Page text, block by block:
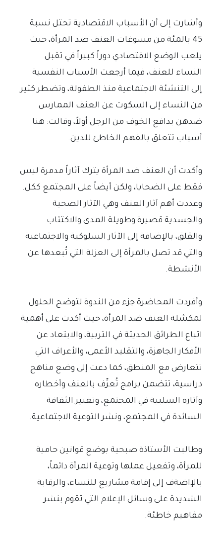
وأشارت إلى أن الأسباب الاقتصادية تحتل نسبة
45 بالمئة من مسوغات العنف ضد المرأة، حيث
يلعب الوضع الاقتصادي دوراً كبيراً في تقبل
النساء للعنف، فيما أرجعت الأسباب النفسية
إلى التنشئة الاجتماعية منذ الطفولة، وتضطر كثير
من النساء إلى السكوت عن العنف الممارس
ضدهن بدافع الخوف من الرجل أولاً، وقالت: هنا
أسباب تتعلق بالفهم الخاطئ للدين.
وأكدت أن العنف ضد المرأة يترك آثاراً مدمرة ليس
فقط على الضحايا، ولكن أيضاً على المجتمع ككل.
وعددت أهم آثار العنف وهي الآثار الصحية
والجسدية قصيرة وطويلة المدى والاكتئاب
والقلق، بالإضافة إلى الآثار السلوكية والاجتماعية
والتي قد تصل بالمرأة إلى العزلة التي تُبعدها عن
الأنشطة.
وأفردت المحاضرة جزء من الندوة لتوضح الحلول
لمكشلة العنف ضد المرأة، حيث أكدت على أهمية
اتباع الطرائق الحديثة في التربية، والابتعاد عن
الأفكار الجاهزة، والتقليد الأعمى، والأعراف التي
تتعارض مع المنطق، كما دعت إلى وضع مناهج
دراسية، تتضمن برامج تُعرِّف بالعنف وأخطاره
وآثاره السلبية في المجتمع، وتغيير الثقافة
السائدة في المجتمع، ونشر التوعية الاجتماعية.
وطالبت الأستاذة صبحية بوضع قوانين حامية
للمرأة، وتفعيل عملها وتوعية المرأة دائماً،
بالإاضةف إلى إقامة مشاريع للنساء، والرقابة
الشديدة على وسائل الإعلام التي تقوم بنشر
مفاهيم خاطئة.